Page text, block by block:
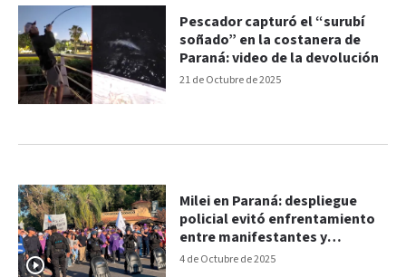
21 de Octubre de 2025
Pescador capturó el “surubí
soñado” en la costanera de
Paraná: video de la devolución
4 de Octubre de 2025
Milei en Paraná: despliegue
policial evitó enfrentamiento
entre manifestantes y
libertarios